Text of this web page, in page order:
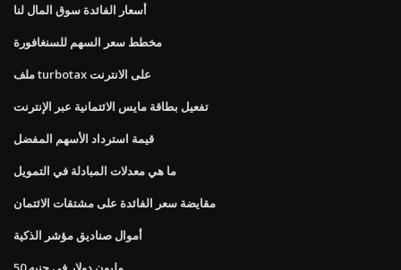
أسعار الفائدة سوق المال لنا
مخطط سعر السهم للسنغافورة
ملف turbotax على الانترنت
تفعيل بطاقة مايس الائتمانية عبر الإنترنت
قيمة استرداد الأسهم المفضل
ما هي معدلات المبادلة في التمويل
مقايضة سعر الفائدة على مشتقات الائتمان
أموال صناديق مؤشر الذكية